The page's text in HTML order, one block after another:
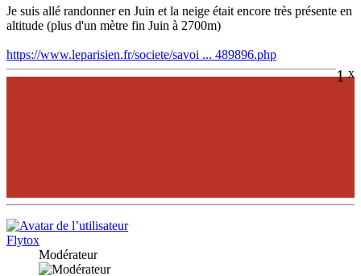
Je suis allé randonner en Juin et la neige était encore très présente en
altitude (plus d'un mètre fin Juin à 2700m)
https://www.leparisien.fr/societe/savoi ... 489896.php
1 x
Flytox
Modérateur